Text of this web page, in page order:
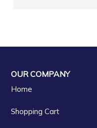
OUR COMPANY
Home
Shopping Cart